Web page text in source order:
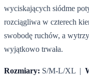
wyciskających siódme
rozciągliwa w czterech
swobodę ruchów, a
wyjątkowo trwała.
Rozmiary: S/M-L/XL |